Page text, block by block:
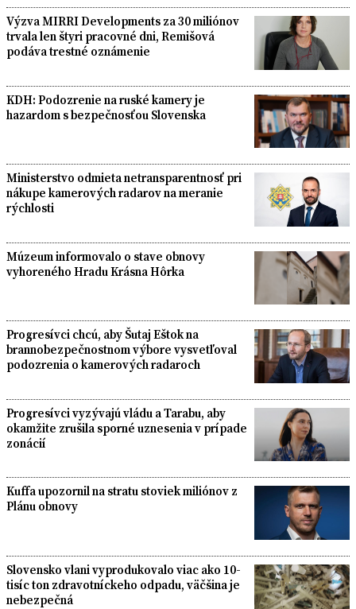
Výzva MIRRI Developments za 30 miliónov
trvala len štyri pracovné dni, Remišová
podáva trestné oznámenie
KDH: Podozrenie na ruské kamery je
hazardom s bezpečnosťou Slovenska
Ministerstvo odmieta netransparentnosť pri
nákupe kamerových radarov na meranie
rýchlosti
Múzeum informovalo o stave obnovy
vyhoreného Hradu Krásna Hôrka
Progresívci chcú, aby Šutaj Eštok na
brannobezpečnostnom výbore vysvetľoval
podozrenia o kamerových radaroch
Progresívci vyzývajú vládu a Tarabu, aby
okamžite zrušila sporné uznesenia v prípade
zonácií
Kuffa upozornil na stratu stoviek miliónov z
Plánu obnovy
Slovensko vlani vyprodukovalo viac ako 10-
tisíc ton zdravotníckeho odpadu, väčšina je
nebezpečná